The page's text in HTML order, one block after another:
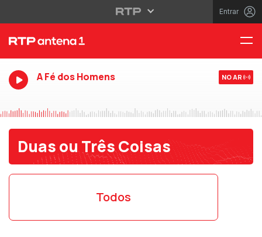
Entrar
A Fé dos Homens NO AR
Duas ou Três Coisas
Todos